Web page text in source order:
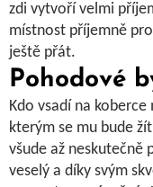
zdi vytvoří velmi
místnost příjemně
ještě přát.
Pohodové
Kdo vsadí na koberce
kterým se mu bude
všude až neskutečně
veselý a díky svým